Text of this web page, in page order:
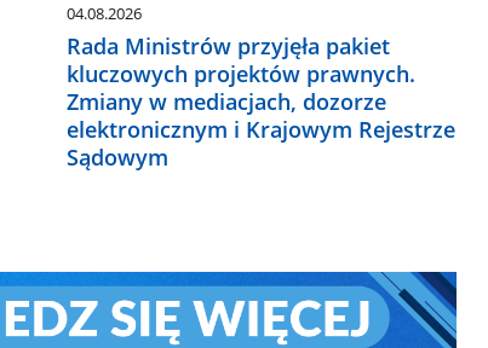
04.08.2026
Rada Ministrów przyjęła pakiet
kluczowych projektów prawnych.
Zmiany w mediacjach, dozorze
elektronicznym i Krajowym Rejestrze
Sądowym